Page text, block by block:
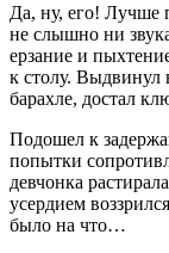
Да, ну, его! Лучше
не слышно ни
ерзание и
к столу.
барахле, достал
Подошел к
попытки
девчонка
усердием
было на что…